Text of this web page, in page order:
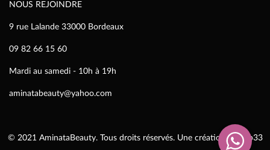
NOUS REJOINDRE
9 rue Lalande 33000 Bordeaux
09 82 66 15 60
Mardi au samedi - 10h à 19h
aminatabeauty@yahoo.com
© 2021 AminataBeauty. Tous droits réservés. Une créationIziWeb33